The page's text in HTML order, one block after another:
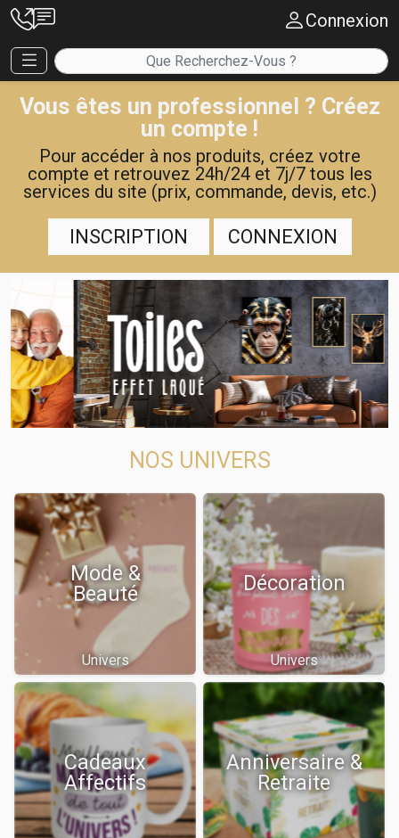
Connexion
Vous êtes un professionnel ? Créez
un compte !
Pour accéder à nos produits, créez votre
compte et retrouvez 24h/24 et 7j/7 tous les
services du site (prix, commande, devis, etc.)
INSCRIPTION CONNEXION
NOS UNIVERS
Mode &
Beauté
Univers
Décoration
Univers
Cadeaux
Affectifs
Anniversaire &
Retraite